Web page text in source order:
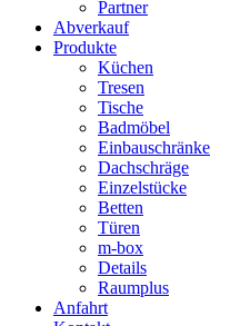
Partner
Abverkauf
Produkte
Küchen
Tresen
Tische
Badmöbel
Einbauschränke
Dachschräge
Einzelstücke
Betten
Türen
m-box
Details
Raumplus
Anfahrt